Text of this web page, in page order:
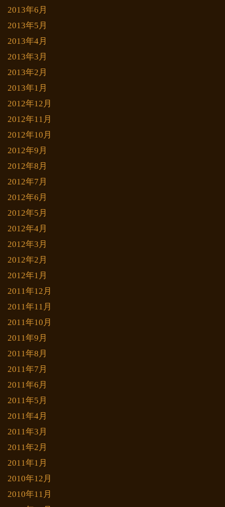
2013年6月
2013年5月
2013年4月
2013年3月
2013年2月
2013年1月
2012年12月
2012年11月
2012年10月
2012年9月
2012年8月
2012年7月
2012年6月
2012年5月
2012年4月
2012年3月
2012年2月
2012年1月
2011年12月
2011年11月
2011年10月
2011年9月
2011年8月
2011年7月
2011年6月
2011年5月
2011年4月
2011年3月
2011年2月
2011年1月
2010年12月
2010年11月